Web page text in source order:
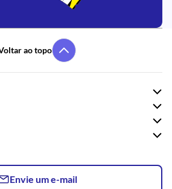
ao topo
Envie um e-mail